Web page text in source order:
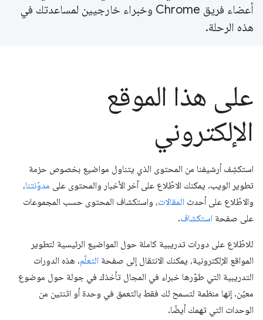
أعضاء فريق Chrome وخبراء خارجيين لمساعدتك في
هذه الرحلة.
على هذا الموقع
الإلكتروني
استكشِف أرشيفنا من المحتوى الذي يتناول مواضيع بخصوص حزمة
تطوير الويب. يمكنك الاطّلاع على آخر الأخبار والمحتوى على مدوّنتنا،
والاطّلاع على أحدث المقالات، واستكشاف المحتوى حسب المجموعات
على صفحة استكشاف.
للاطّلاع على دورات تدريبية كاملة حول المواضيع الرئيسية لتطوير
المواقع الإلكترونية، يمكنك الانتقال إلى صفحة التعلّم. هذه الدورات
التدريبية التي طوّرها خبراء في المجال تأخذك في جولة حول موضوع
معيّن. إنها منظمة لتسمح لك فقط بالتعمق في وحدة أو اثنتين من
الوحدات التي تهمك أيضًا.